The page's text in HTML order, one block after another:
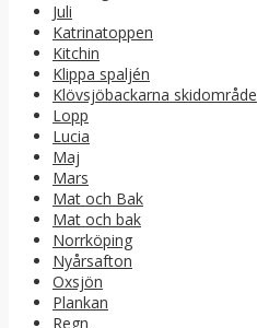
Juli
Katrinatoppen
Kitchin
Klippa spaljén
Klövsjöbackarna skidområde
Lopp
Lucia
Maj
Mars
Mat och Bak
Mat och bak
Norrköping
Nyårsafton
Oxsjön
Plankan
Regn